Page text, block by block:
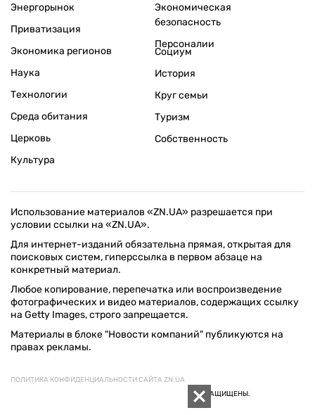
Энергорынок
Приватизация
Экономика регионов
Экономическая
безопасность
Персоналии
Наука
Технологии
Среда обитания
Церковь
Культура
Социум
История
Круг семьи
Туризм
Собственность
Использование материалов «ZN.UA» разрешается при
условии ссылки на «ZN.UA».
Для интернет-изданий обязательна прямая, открытая для
поисковых систем, гиперссылка в первом абзаце на
конкретный материал.
Любое копирование, перепечатка или воспроизведение
фотографических и видео материалов, содержащих ссылку
на Getty Images, строго запрещается.
Материалы в блоке "Новости компаний" публикуются на
правах рекламы.
ПОЛИТИКА КОНФИДЕНЦИАЛЬНОСТИ САЙТА ZN.UA
© 1994–2026 «ЗЕРКАЛО НЕДЕЛИ. УКРАИНА». ВСЕ ПРАВА ЗАЩИЩЕНЫ.